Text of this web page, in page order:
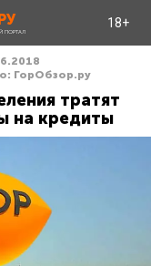
ПОРТАЛ
18+
ГорОбзор.ру
тратят
на кредиты